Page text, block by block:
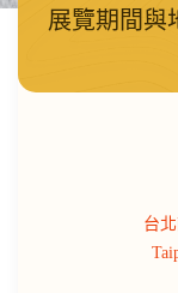
展覽期間與
台